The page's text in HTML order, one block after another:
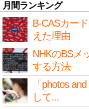
月間ランキング
B-CASカー
えた理由
NHKのBSメ
する方法
「photos
して...